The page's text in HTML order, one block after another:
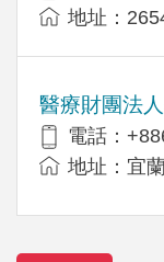
地址：
醫療財團法
電話：
地址：宜